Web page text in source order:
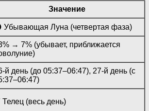
Значение
Убывающая Луна (четвертая фаза)
→ 7% (убывает, приближается
й день (до 05:37–06:47), 27-й день (с
Телец (весь день)